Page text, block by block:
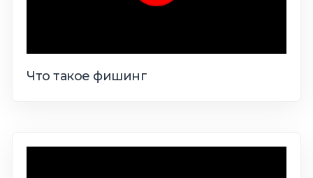
Что такое фишинг